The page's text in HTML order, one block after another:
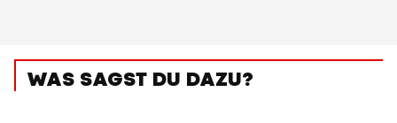
WAS SAGST DU DAZU?